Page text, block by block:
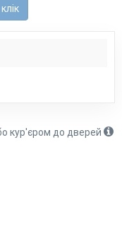
кур'єром до дверей